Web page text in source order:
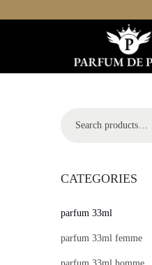
k
n
v
k
c
n
r
h
f
CATEGORIES
parfum 33ml
parfum 33ml femme